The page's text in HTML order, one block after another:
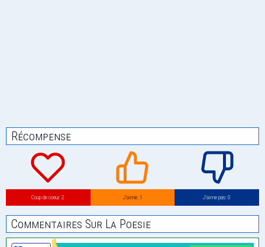
Récompense
Coup de coeur: 2 J’aime: 1 J’aime pas: 0
Commentaires Sur La Poesie